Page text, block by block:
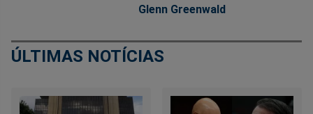
Glenn Greenwald
ÚLTIMAS NOTÍCIAS